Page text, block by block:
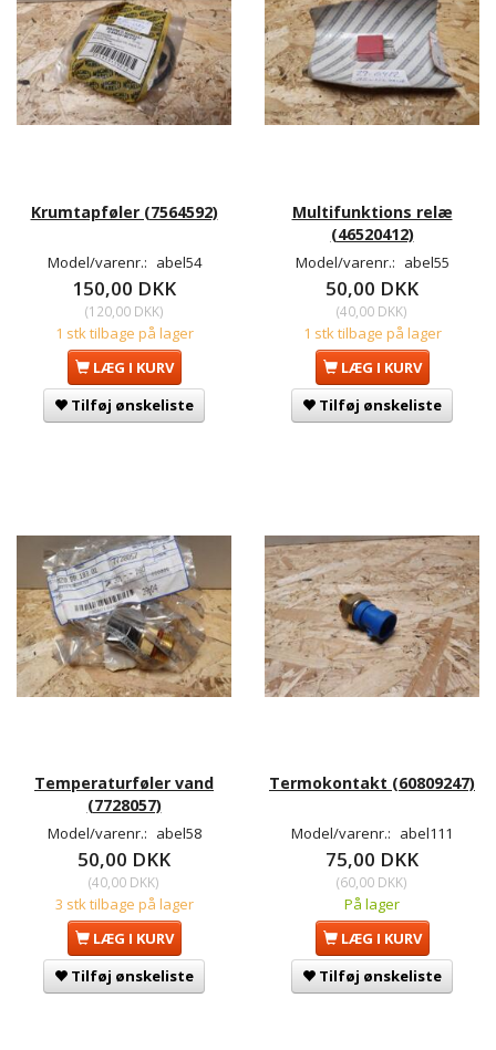
Krumtapføler (7564592)
Model/varenr.: abel54
150,00 DKK
(120,00 DKK)
1 stk tilbage på lager
LÆG I KURV
Tilføj ønskeliste
Multifunktions relæ
(46520412)
Model/varenr.: abel55
50,00 DKK
(40,00 DKK)
1 stk tilbage på lager
LÆG I KURV
Tilføj ønskeliste
Temperaturføler vand
(7728057)
Model/varenr.: abel58
50,00 DKK
(40,00 DKK)
3 stk tilbage på lager
LÆG I KURV
Tilføj ønskeliste
Termokontakt (60809247)
Model/varenr.: abel111
75,00 DKK
(60,00 DKK)
På lager
LÆG I KURV
Tilføj ønskeliste